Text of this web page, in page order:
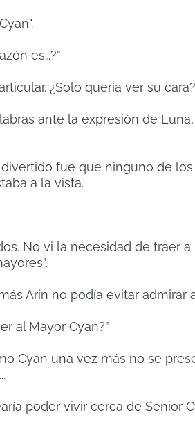
es…?”
¿Solo quería ver su cara?
ante la expresión de
fue que ninguno de
a la vista.
No vi la necesidad de traer
Arin no podía evitar admirar
al Mayor Cyan?”
Cyan una vez más no se
poder vivir cerca de Senior